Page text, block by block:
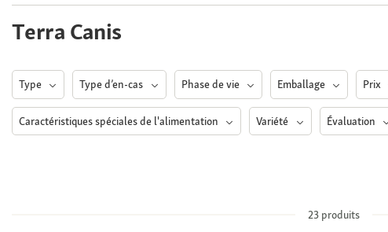
Terra Canis
Type Type d’en-cas Phase de vie Emballage Prix
Caractéristiques spéciales de l'alimentation Variété Évaluation
23 produits